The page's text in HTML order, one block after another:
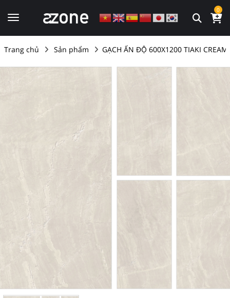
0
Trang chủ Sản phẩm GẠCH ẤN ĐỘ 600X1200 TIAKI